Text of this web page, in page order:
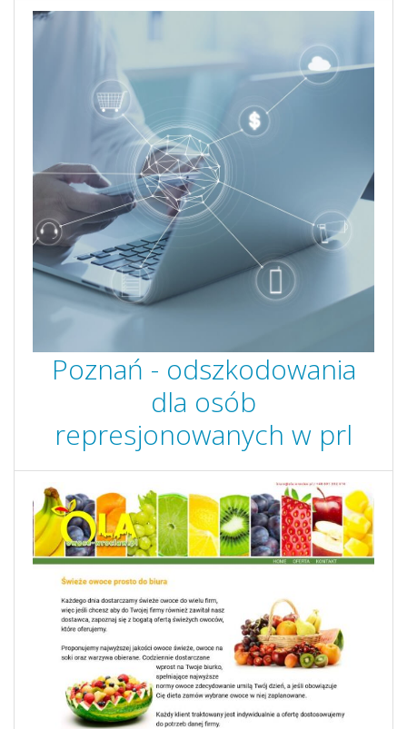
Poznań - odszkodowania
dla osób
represjonowanych w prl